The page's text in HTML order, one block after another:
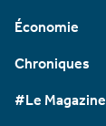
Économie
Chroniques
#Le Magazine